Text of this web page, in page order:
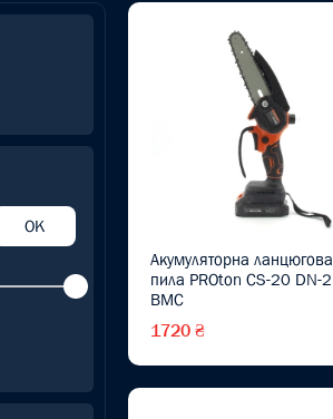
OK
Акумуляторна ланцюгова
пила PROton CS-20 DN-2
BMC
1720 ₴